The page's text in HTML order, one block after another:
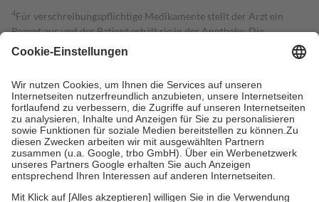
4Für verschreibungspflichtige Medikamente stellt der Arzt ein
Rezept aus und der Patient erhält sie in der Apotheke. Die
gesetzliche Krankenversicherung übernimmt in der Regel die
Kosten dafür, der Versicherte trägt einen Teil davon als Zuzahlung
Grundsätzlich leisten Mitglieder Zuzahlungen in Höhe von zehn
Prozent des Abgabepreises,mindestens jedochfünf Euround
höchstens zehn Euro.Es sind jedoch nie mehr als die tatsächlichen
Kosten der Leistung zu entrichten.
Diese Regeln gelten grundsätzlich auch für Online-Apotheken.
Bei Heilmitteln und häuslicher Krankenpflege beträgt die
Zuzahlung zehn Prozent der Kosten sowie zehn Euro je
Verordnung.